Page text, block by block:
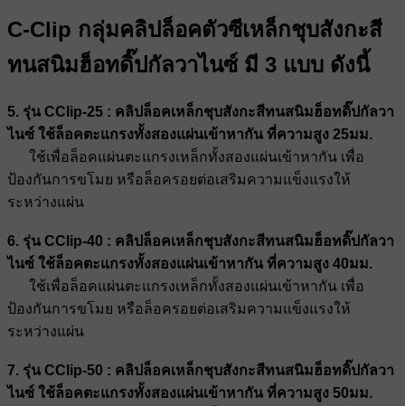
C-Clip กลุ่มคลิปล็อคตัวซีเหล็กชุบสังกะสี
ทนสนิมฮ็อทดิ๊ปกัลวาไนซ์ มี 3 แบบ ดังนี้
5. รุ่น CClip-25 : คลิปล็อคเหล็กชุบสังกะสีทนสนิมฮ็อทดิ๊ปกัลวา
ไนซ์ ใช้ล็อคตะแกรงทั้งสองแผ่นเข้าหากัน ที่ความสูง 25มม.
ใช้เพื่อล็อคแผ่นตะแกรงเหล็กทั้งสองแผ่นเข้าหากัน เพื่อ
ป้องกันการขโมย หรือล็อครอยต่อเสริมความแข็งแรงให้
ระหว่างแผ่น
6. รุ่น CClip-40 : คลิปล็อคเหล็กชุบสังกะสีทนสนิมฮ็อทดิ๊ปกัลวา
ไนซ์ ใช้ล็อคตะแกรงทั้งสองแผ่นเข้าหากัน ที่ความสูง 40มม.
ใช้เพื่อล็อคแผ่นตะแกรงเหล็กทั้งสองแผ่นเข้าหากัน เพื่อ
ป้องกันการขโมย หรือล็อครอยต่อเสริมความแข็งแรงให้
ระหว่างแผ่น
7. รุ่น CClip-50 : คลิปล็อคเหล็กชุบสังกะสีทนสนิมฮ็อทดิ๊ปกัลวา
ไนซ์ ใช้ล็อคตะแกรงทั้งสองแผ่นเข้าหากัน ที่ความสูง 50มม.